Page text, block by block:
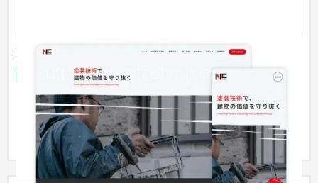
株式会社中沢塗装様 コーポレートサイト
建設・工務店・住宅・リフォーム 101〜150万円
リニューアル前は使ってないページが多かったり、強みをいま
いちアピールできていなかったので、まずは情報精査を行いま
した。情...